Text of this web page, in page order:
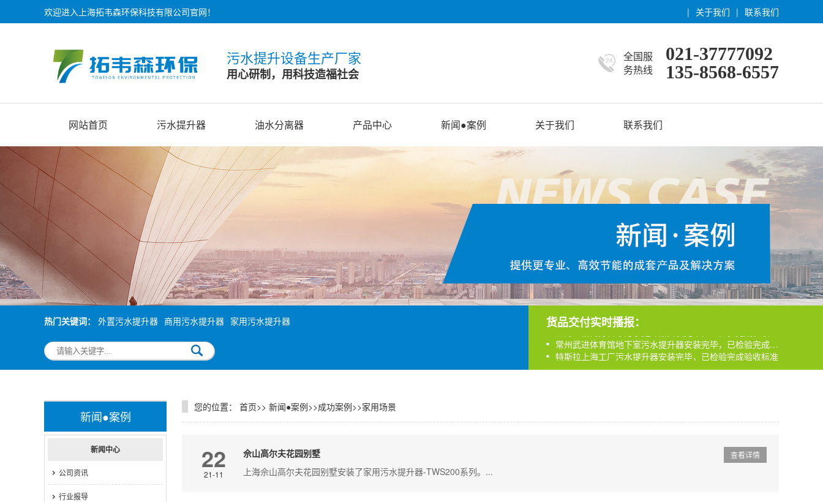
| 关于我们 | 联系我们
欢迎进入上海拓韦森环保科技有限公司官网！
污水提升设备生产厂家
用心研制，用科技造福社会
全国服
务热线
021-37777092
135-8568-6557
网站首页 污水提升器 油水分离器 产品中心 新闻●案例 关于我们 联系我们
热门关键词： 外置污水提升器 商用污水提升器 家用污水提升器 货品交付实时播报：
特斯拉上海工厂污水提升器安装完毕，已检验完成验收标准
上海虹桥商务官邸污水提升器安装完毕，已检验完成验收标准
新闻●案例
新闻中心
公司资讯
行业报导
您的位置： 首页>> 新闻●案例>>成功案例>>家用场景
22
21-11
查看详情
佘山高尔夫花园别墅
上海佘山高尔夫花园别墅安装了家用污水提升器-TWS200系列。...